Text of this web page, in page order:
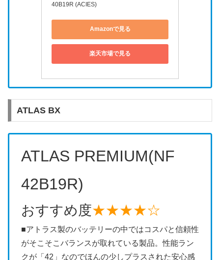
40B19R (ACIES)
Amazonで見る
楽天市場で見る
ATLAS BX
ATLAS PREMIUM(NF
42B19R)
おすすめ度★★★★☆
■アトラス製のバッテリーの中ではコスパと信頼性
がそこそこバランスが取れている製品。性能ラン
クが「42」なのでほんの少しプラスされた安心感